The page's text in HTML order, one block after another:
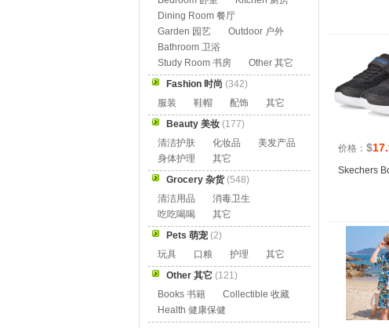
价格： $
Skechers
Dining Room 餐厅
Garden 园艺
Outdoor 户外
Bathroom 卫浴
Study Room 书房
Other 其它
Fashion 时尚 (342)
服装
鞋帽 配饰
其它
Beauty 美妆 (177)
清洁护肤
化妆品
美发产品
身体护理
其它
Grocery 杂货(548)
清洁用品
消毒卫生
吃吃喝喝
其它
Pets 萌宠 (2)
玩具
口粮 护理
其它
Other 其它 (121)
Books 书籍
Collectible 收藏
Health 健康保健